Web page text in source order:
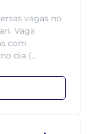
vagas no
Vaga
com
dia (...